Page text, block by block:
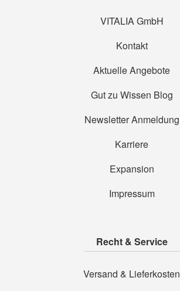
VITALIA GmbH
Kontakt
Aktuelle Angebote
Gut zu Wissen Blog
Newsletter Anmeldung
Karriere
Expansion
Impressum
Recht & Service
Versand & Lieferkosten